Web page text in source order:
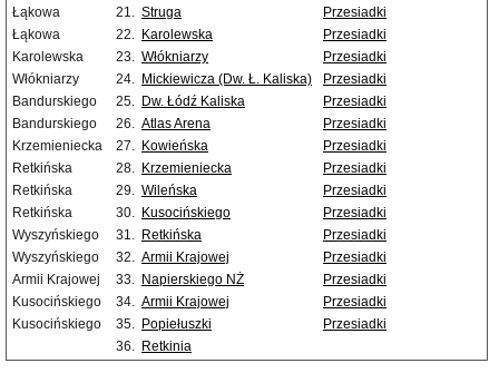
Łąkowa
21. Struga
Przesiadki
Łąkowa
22. Karolewska
Przesiadki
Karolewska
23. Włókniarzy
Przesiadki
Włókniarzy
24. Mickiewicza (Dw. Ł. Kaliska)
Przesiadki
Bandurskiego
25. Dw. Łódź Kaliska
Przesiadki
Bandurskiego
26. Atlas Arena
Przesiadki
Krzemieniecka
27. Kowieńska
Przesiadki
Retkińska
28. Krzemieniecka
Przesiadki
Retkińska
29. Wileńska
Przesiadki
Retkińska
30. Kusocińskiego
Przesiadki
Wyszyńskiego
31. Retkińska
Przesiadki
Wyszyńskiego
32. Armii Krajowej
Przesiadki
Armii Krajowej
33. Napierskiego NŻ
Przesiadki
Kusocińskiego
34. Armii Krajowej
Przesiadki
Kusocińskiego
35. Popiełuszki
Przesiadki
36. Retkinia